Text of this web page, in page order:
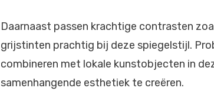
Daarnaast passen krachtige contrasten
grijstinten prachtig bij deze spiegelstijl.
combineren met lokale kunstobjecten in
samenhangende esthetiek te creëren.